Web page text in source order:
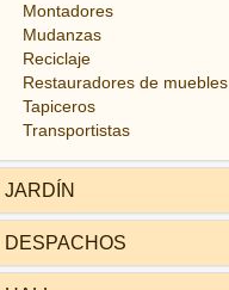
Montadores
Mudanzas
Reciclaje
Restauradores de muebles
Tapiceros
Transportistas
JARDÍN
DESPACHOS